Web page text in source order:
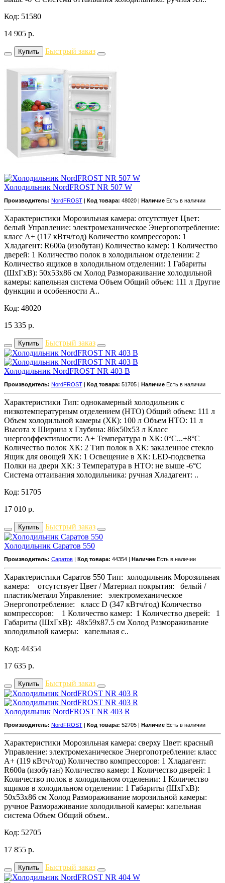
Код: 51580
14 905 р.
Купить Быстрый заказ
Холодильник NordFROST NR 507 W
Производитель: NordFROST Код товара: 48020 | Наличие Есть в наличии
Характеристики Морозильная камера: отсутствует Цвет:
белый Управление: электромеханическое Энергопотребление:
класс A+ (117 кВтч/год) Количество компрессоров: 1
Хладагент: R600a (изобутан) Количество камер: 1 Количество
дверей: 1 Количество полок в холодильном отделении: 2
Количество ящиков в холодильном отделении: 1 Габариты
(ШxГxВ): 50x53x86 см Холод Размораживание холодильной
камеры: капельная система Объем Общий объем: 111 л Другие
функции и особенности А..
Код: 48020
15 335 р.
Купить Быстрый заказ
Холодильник NordFROST NR 403 B
Производитель: NordFROST Код товара: 51705 | Наличие Есть в наличии
Характеристики Тип: однокамерный холодильник с
низкотемпературным отделением (НТО) Общий объем: 111 л
Объем холодильной камеры (ХК): 100 л Объем НТО: 11 л
Высота х Ширина х Глубина: 86x50x53 л Класс
энергоэффективности: A+ Температура в ХК: 0°С...+8°С
Количество полок ХК: 2 Тип полок в ХК: закаленное стекло
Ящик для овощей ХК: 1 Освещение в ХК: LED-подсветка
Полки на двери ХК: 3 Температура в НТО: не выше -6°С
Система оттаивания холодильника: ручная Хладагент: ..
Код: 51705
17 010 р.
Купить Быстрый заказ
Холодильник Саратов 550
Производитель: Саратов Код товара: 44354 | Наличие Есть в наличии
Характеристики Саратов 550 Тип: холодильник Морозильная
камера: отсутствует Цвет / Материал покрытия: белый /
пластик/металл Управление: электромеханическое
Энергопотребление: класс D (347 кВтч/год) Количество
компрессоров: 1 Количество камер: 1 Количество дверей: 1
Габариты (ШxГxВ): 48x59x87.5 см Холод Размораживание
холодильной камеры: капельная с..
Код: 44354
17 635 р.
Купить Быстрый заказ
Холодильник NordFROST NR 403 R
Производитель: NordFROST Код товара: 52705 | Наличие Есть в наличии
Характеристики Морозильная камера: сверху Цвет: красный
Управление: электромеханическое Энергопотребление: класс
A+ (119 кВтч/год) Количество компрессоров: 1 Хладагент:
R600a (изобутан) Количество камер: 1 Количество дверей: 1
Количество полок в холодильном отделении: 1 Количество
ящиков в холодильном отделении: 1 Габариты (ШxГxВ):
50x53x86 см Холод Размораживание морозильной камеры:
ручное Размораживание холодильной камеры: капельная
система Объем Общий объем..
Код: 52705
17 855 р.
Купить Быстрый заказ